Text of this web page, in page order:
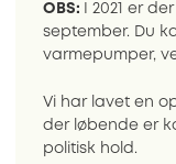
OBS:
I 2021 er
september. Du
varmepumper,
Vi har lavet en
der løbende er
politisk hold.